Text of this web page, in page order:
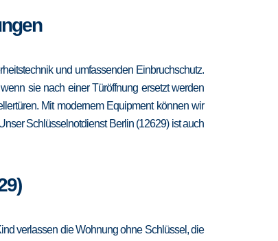
und umfassenden Einbruchschutz.
sie nach einer Türöffnung ersetzt werden
Mit modernem Equipment können wir
Schlüsselnotdienst Berlin (12629) ist auch
verlassen die Wohnung ohne Schlüssel, die